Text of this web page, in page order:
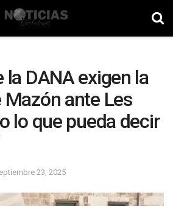
DANA exigen la
ante Les
lo que pueda decir
23, 2025